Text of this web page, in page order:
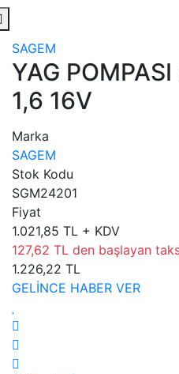
SAGEM
YAG
1,6 16V
Marka
SAGEM
Stok Kodu
SGM24201
Fiyat
1.021,85 TL + KDV
127,62 TL den başlayan
1.226,22 TL
GELİNCE HABER VER